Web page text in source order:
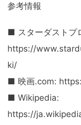
参考情報
■ スターダストプ
https://
ki/
■ 映画.com:
■ Wikipedia:
https://